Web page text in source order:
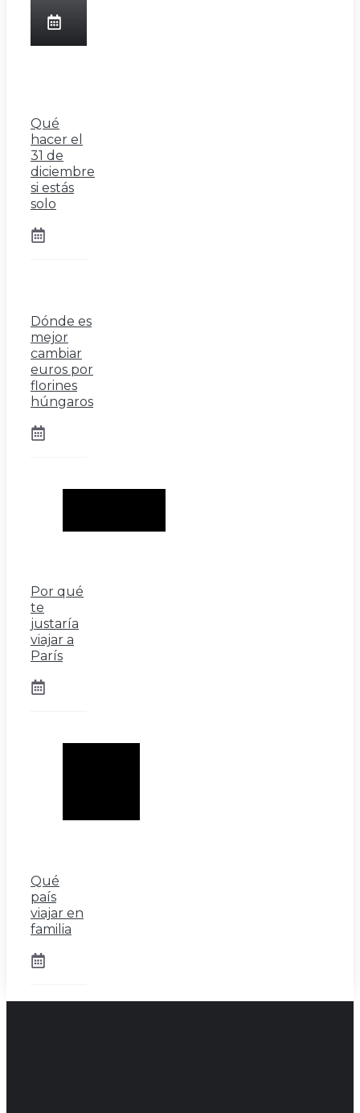
Qué
hacer el
31 de
diciembre
si estás
solo
Dónde es
mejor
cambiar
euros por
florines
húngaros
Por qué
te
justaría
viajar a
París
Qué
país
viajar en
familia